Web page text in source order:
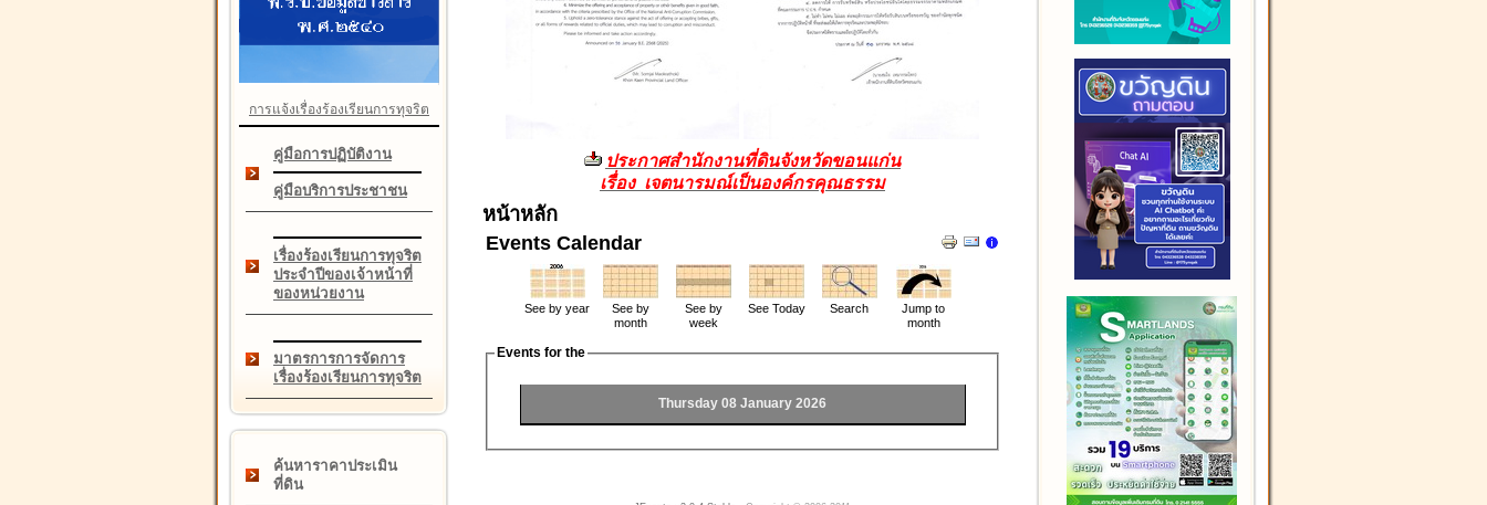
การแจ้งเรื่องร้องเรียนการทุจริต
คู่มือการปฏิบัติงาน
คู่มือบริการประชาชน
เรื่องร้องเรียนการทุจริต
ประจำปีของเจ้าหน้าที่
ของหน่วยงาน
มาตรการการจัดการ
เรื่องร้องเรียนการทุจริต
ค้นหาราคาประเมิน
ที่ดิน
ประกาศสำนักงานที่ดินจังหวัดขอนแก่น
เรื่อง เจตนารมณ์เป็นองค์กรคุณธรรม
หน้าหลัก
Events Calendar
See by year
See by
month
See by
week
See Today Search
Jump to
month
Events for the
Thursday 08 January 2026